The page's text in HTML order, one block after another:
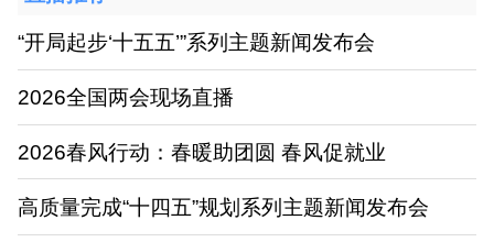
“开局起步‘十五五’”系列主题新闻发布会
2026全国两会现场直播
2026春风行动：春暖助团圆 春风促就业
高质量完成“十四五”规划系列主题新闻发布会